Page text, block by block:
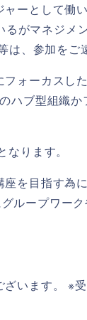
ーとして働
がマネジメ
、参加をご
ォーカスし
ハブ型組織
ります。
を目指す為
ループワー
います。 ※